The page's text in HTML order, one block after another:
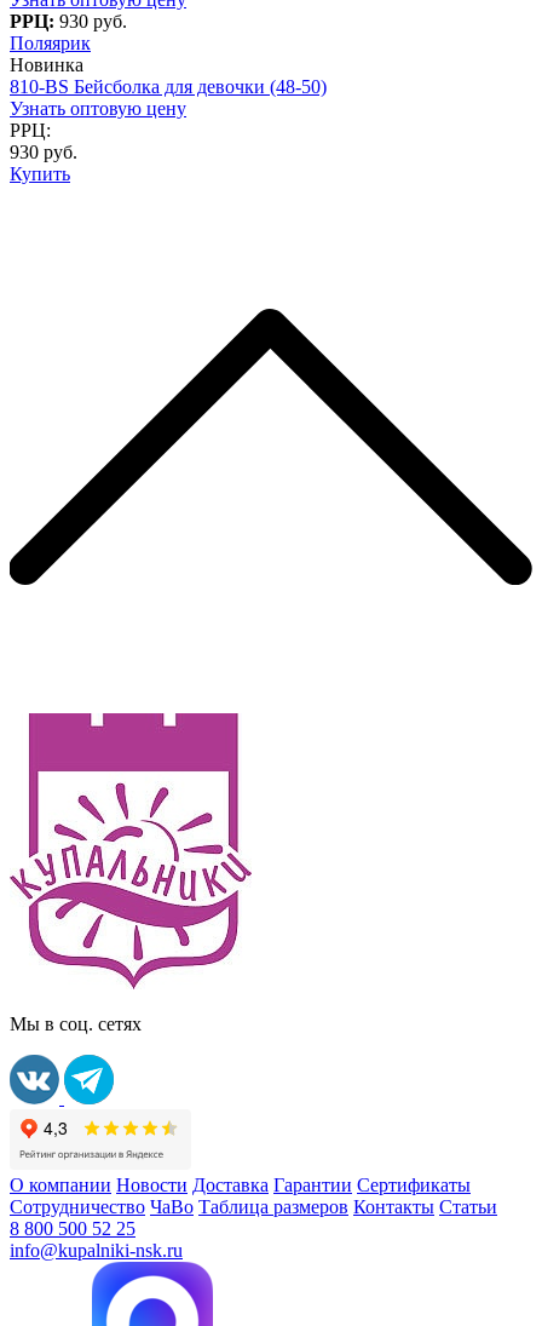
РРЦ: 930 руб.
Поляярик
Новинка
810-BS Бейсболка для девочки (48-50)
Узнать оптовую цену
РРЦ:
930 руб.
Купить
Мы в соц. сетях
О компании Новости Доставка Гарантии Сертификаты
Сотрудничество ЧаВо Таблица размеров Контакты Статьи
8 800 500 52 25
info@kupalniki-nsk.ru